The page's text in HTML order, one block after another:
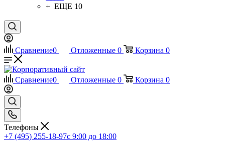
+ ЕЩЕ 10
Сравнение0 Отложенные 0 Корзина 0
Сравнение0 Отложенные 0 Корзина 0
Телефоны
+7 (495) 255-18-97с 9:00 до 18:00